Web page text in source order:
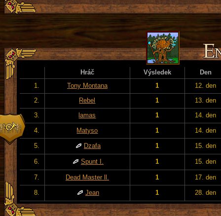
Hráč Výsledek
Den
1.
Tony Montana 1
12. den
2.
Rebel 1
13. den
3.
lamas 1 14. den
4. Matyso 1 14. den
5. Dzafa 1 15. den
6. Spunt I. 1 15. den
7. Dead Master ll. 1 17. den
8. Jean 1 28. den